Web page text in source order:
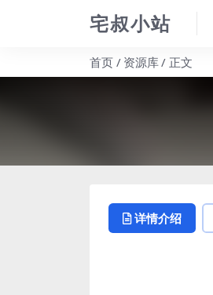
宅叔小站
首页 资源库 正文
详情介绍